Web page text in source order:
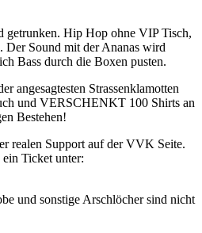
getrunken. Hip Hop ohne VIP Tisch,
Sound mit der Ananas wird
Bass durch die Boxen pusten.
angesagtesten Strassenklamotten
und VERSCHENKT 100 Shirts an
Bestehen!
realen Support auf der VVK Seite.
Ticket unter:
und sonstige Arschlöcher sind nicht